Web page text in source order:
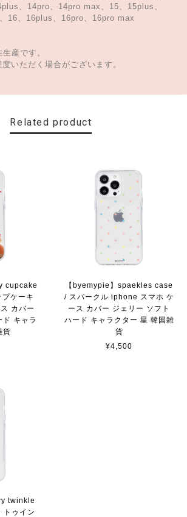
、14pro、14pro max、15、15plus、
16、16plus、16pro、16pro max
産です。
いただく場合がございます。
Related product
cupcake
ケーキ
カバー
ド キャラ
貨
【byemypie】spaekles case
/ スパークル iphone スマホ ケ
ース カバー ジェリー ソフト
ハード キャラクター 星 韓国雑
貨
¥4,500
twinkle
トゥイン